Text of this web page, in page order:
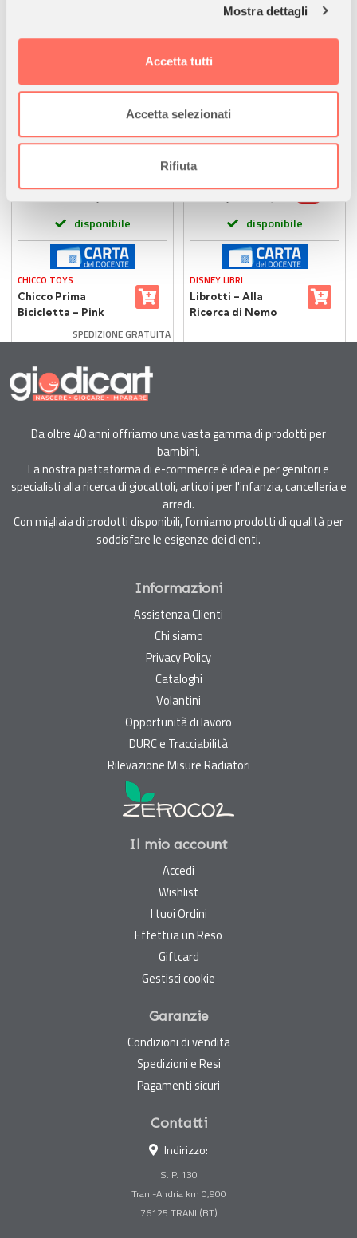
Approfondisci come vengono elaborati i tuoi dati personali
dalla Dichiarazione sui cookie.
Utilizziamo i cookie per personalizzare contenuti ed
analizzare il nostro traffico. Condividiamo inoltre
informazioni sul modo in cui utilizza il nostro sito con i
nostri partner che si occupano di analisi dei dati web,
pubblicità e social media, i quali potrebbero combinarle
con altre informazioni che ha fornito loro o che hanno
raccolto dal suo utilizzo dei loro servizi.
Mostra dettagli
Accetta tutti
Accetta selezionati
Rifiuta
€33,90
disponibile
CHICCO TOYS
Chicco Prima
Bicicletta – Pink
Arrow Balance Bike
Senza Pedali
SPEDIZIONE GRATUITA
€9,41 -5%
disponibile
DISNEY LIBRI
Librotti – Alla
Ricerca di Nemo
Da oltre 40 anni offriamo una vasta gamma di prodotti per
bambini.
La nostra piattaforma di e-commerce è ideale per genitori e
specialisti alla ricerca di giocattoli, articoli per l'infanzia, cancelleria e
arredi.
Con migliaia di prodotti disponibili, forniamo prodotti di qualità per
soddisfare le esigenze dei clienti.
Informazioni
Assistenza Clienti
Chi siamo
Privacy Policy
Cataloghi
Volantini
Opportunità di lavoro
DURC e Tracciabilità
Rilevazione Misure Radiatori
Il mio account
Accedi
Wishlist
I tuoi Ordini
Effettua un Reso
Giftcard
Gestisci cookie
Garanzie
Condizioni di vendita
Spedizioni e Resi
Pagamenti sicuri
Contatti
Indirizzo:
S. P. 130
Trani-Andria km 0,900